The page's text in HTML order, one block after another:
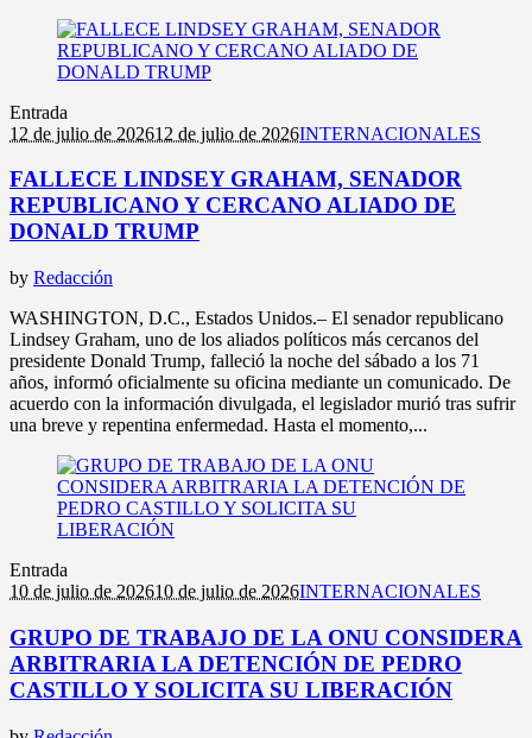
Entrada
12 de julio de 202612 de julio de 2026INTERNACIONALES
FALLECE LINDSEY GRAHAM, SENADOR
REPUBLICANO Y CERCANO ALIADO DE
DONALD TRUMP
by Redacción
WASHINGTON, D.C., Estados Unidos.– El senador republicano
Lindsey Graham, uno de los aliados políticos más cercanos del
presidente Donald Trump, falleció la noche del sábado a los 71
años, informó oficialmente su oficina mediante un comunicado. De
acuerdo con la información divulgada, el legislador murió tras sufrir
una breve y repentina enfermedad. Hasta el momento,...
Entrada
10 de julio de 202610 de julio de 2026INTERNACIONALES
GRUPO DE TRABAJO DE LA ONU CONSIDERA
ARBITRARIA LA DETENCIÓN DE PEDRO
CASTILLO Y SOLICITA SU LIBERACIÓN